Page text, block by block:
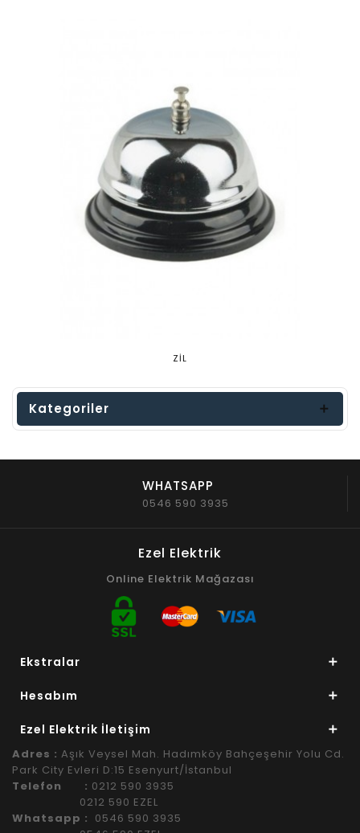
ZİL
Kategoriler
WHATSAPP
0546 590 3935
Ezel Elektrik
Online Elektrik Mağazası
Ekstralar
Hesabım
Ezel Elektrik İletişim
Adres : Aşık Veysel Mah. Hadımköy Bahçeşehir Yolu Cd.
Park City Evleri D:15 Esenyurt/İstanbul
Telefon : 0212 590 3935
0212 590 EZEL
Whatsapp : 0546 590 3935